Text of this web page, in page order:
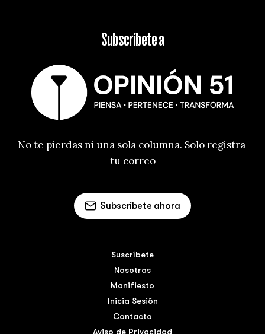
Subscríbete a
No te pierdas ni una sola columna. Solo registra
tu correo
Subscríbete ahora
Suscríbete
Nosotras
Manifiesto
Inicia Sesión
Contacto
Aviso de Privacidad